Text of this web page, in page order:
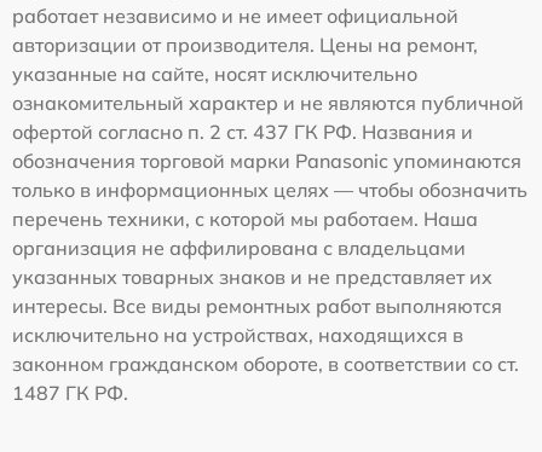
работает независимо и не имеет официальной
авторизации от производителя. Цены на ремонт,
указанные на сайте, носят исключительно
ознакомительный характер и не являются публичной
офертой согласно п. 2 ст. 437 ГК РФ. Названия и
обозначения торговой марки Panasonic упоминаются
только в информационных целях — чтобы обозначить
перечень техники, с которой мы работаем. Наша
организация не аффилирована с владельцами
указанных товарных знаков и не представляет их
интересы. Все виды ремонтных работ выполняются
исключительно на устройствах, находящихся в
законном гражданском обороте, в соответствии со ст.
1487 ГК РФ.